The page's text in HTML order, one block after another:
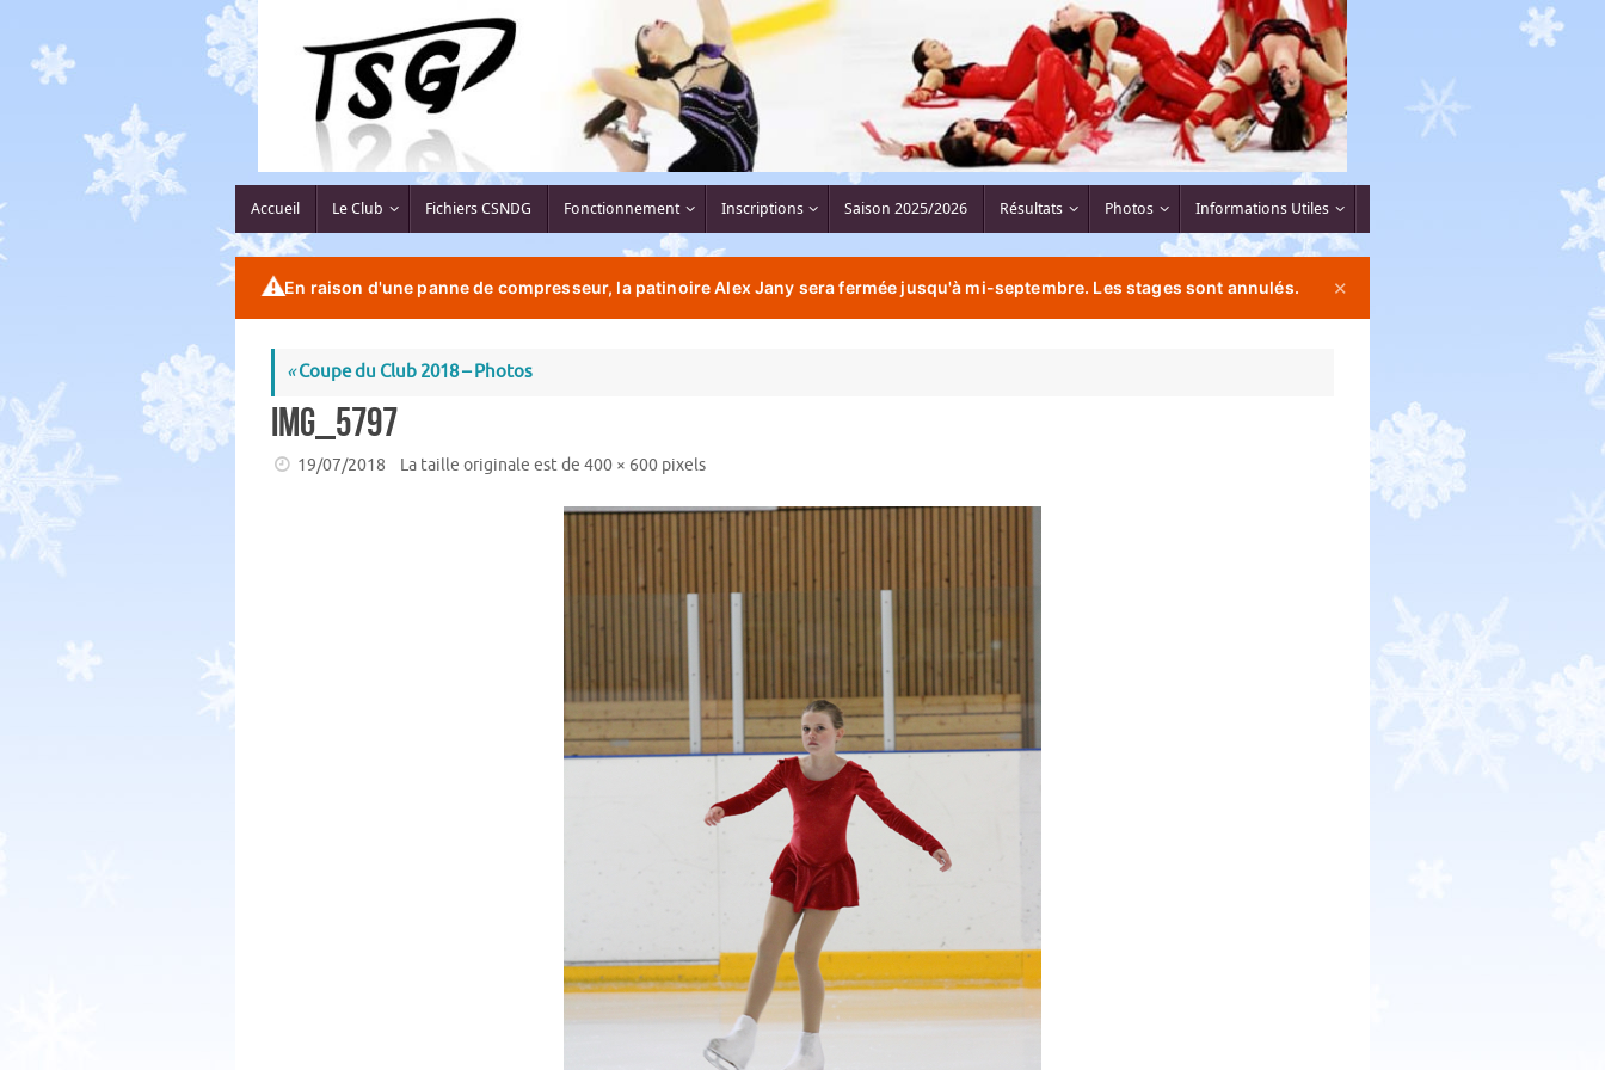
contenu
contenu
Accueil Le Club Fichiers CSNDG Fonctionnement Inscriptions Saison 2025/2026 Résultats Photos Informations Utiles
⚠️En raison d'une panne de compresseur, la patinoire Alex Jany sera fermée jusqu'à mi-septembre. Les stages sont annulés. ✕
«Coupe du Club 2018 – Photos
IMG_5797
19/07/2018 La taille originale est de400 × 600 pixels